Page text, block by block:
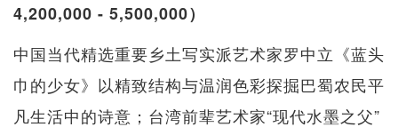
4,200,000 - 5,500,000）
中国当代精选重要乡土写实派艺术家罗中立《蓝头
巾的少女》以精致结构与温润色彩探掘巴蜀农民平
凡生活中的诗意；台湾前辈艺术家“现代水墨之父”